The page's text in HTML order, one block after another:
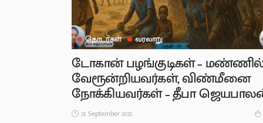
தொடர்கள் வரலாறு
டோகான் பழங்குடிகள் –
வேரூன்றியவர்கள், விண்மீனை
நோக்கியவர்கள் – தீபா
25 September 2025